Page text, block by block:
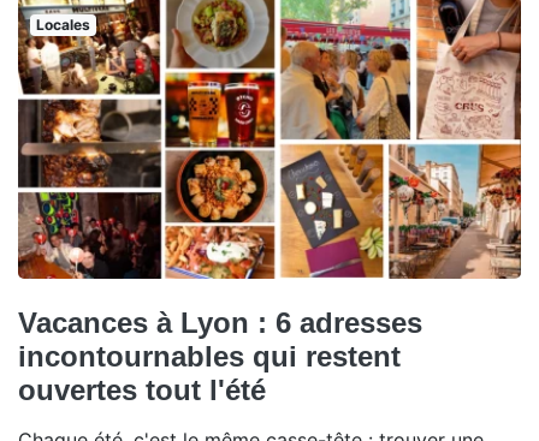
Locales
Vacances à Lyon : 6 adresses
incontournables qui restent
ouvertes tout l'été